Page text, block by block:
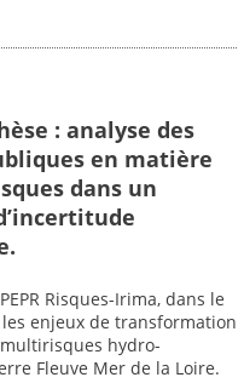
: analyse des
en matière
dans un
Risques-Irima, dans le
enjeux de transformation
hydro-
Fleuve Mer de la Loire.